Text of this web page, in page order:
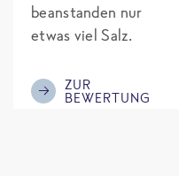
beanstanden nur
etwas viel Salz.
ZUR
BEWERTUNG